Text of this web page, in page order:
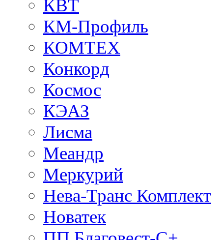
КВТ
КМ-Профиль
КОМТЕХ
Конкорд
Космос
КЭАЗ
Лисма
Меандр
Меркурий
Нева-Транс Комплект
Новатек